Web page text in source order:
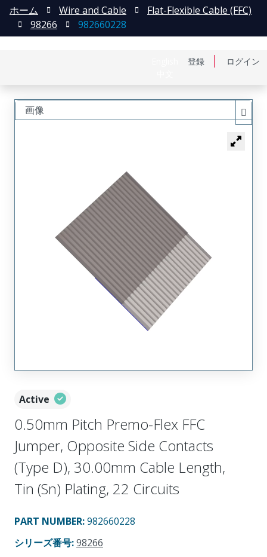
登録 ログイン
ホーム Wire and Cable
Flat-Flexible Cable (FFC)
98266
982660228
Active
0.50mm Pitch Premo-Flex FFC
Jumper, Opposite Side Contacts
(Type D), 30.00mm Cable Length,
Tin (Sn) Plating, 22 Circuits
PART NUMBER:982660228
シリーズ番号:98266
画像